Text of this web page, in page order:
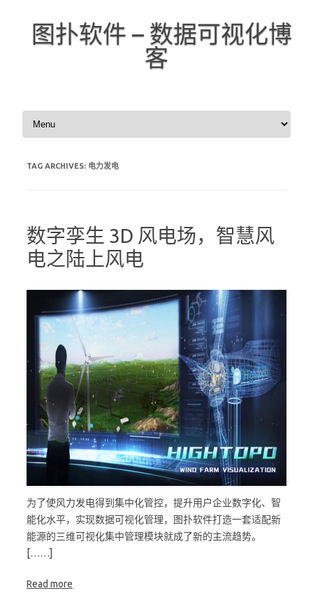
图扑软件 – 数据可视化博
客
Skip to content
TAG ARCHIVES: 电力发电
数字孪生 3D 风电场，智慧风
电之陆上风电
为了使风力发电得到集中化管控，提升用户企业数字化、智
能化水平，实现数据可视化管理，图扑软件打造一套适配新
能源的三维可视化集中管理模块就成了新的主流趋势。
[……]
Read more